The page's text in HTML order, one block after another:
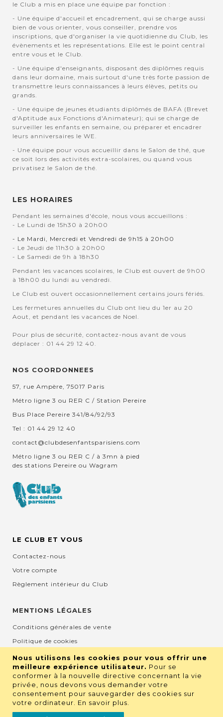
Nous utilisons les cookies pour vous offrir une
meilleure expérience utilisateur. Pour se
conformer à la nouvelle directive concernant la vie
privée, nous devons vous demander votre
consentement pour sauvegarder des cookies sur
votre ordinateur. En savoir plus
le Club a mis en place une équipe par fonction :
- Une équipe d'accueil et encadrement, qui se charge aussi
bien de vous orienter, vous conseiller, prendre vos
inscriptions, que d'organiser la vie quotidienne du Club, les
évènements et les représentations. Elle est le point central
entre vous et le Club.
- Une équipe d'enseignants, disposant des diplômes requis
dans leur domaine, mais surtout d'une très forte passion de
transmettre leurs connaissances à leurs élèves, petits ou
grands.
- Une équipe de jeunes étudiants diplômés de BAFA (Brevet
d'Aptitude aux Fonctions d'Animateur); qui se charge de
surveiller les enfants en semaine, ou préparer et encadrer
leurs anniversaires le WE.
- Une équipe pour vous accueillir dans le Salon de thé, que
ce soit lors des activités extra-scolaires, ou quand vous
privatisez le Salon de thé.
LES HORAIRES
Pendant les semaines d'école, nous vous accueillons :
- Le Lundi de 15h30 à 20h00
- Le Mardi, Mercredi et Vendredi de 9h15 à 20h00
- Le Jeudi de 11h30 à 20h00
- Le Samedi de 9h à 18h30
Pendant les vacances scolaires, le Club est ouvert de 9h00
à 18h00 du lundi au vendredi.
Le Club est ouvert occasionnellement certains jours fériés.
Les fermetures annuelles du Club ont lieu du 1er au 20
Aout, et pendant les vacances de Noel.
Pour plus de sécurité, contactez-nous avant de vous
déplacer : 01 44 29 12 40.
NOS COORDONNEES
57, rue Ampère, 75017 Paris
Métro ligne 3 ou RER C / Station Pereire
Bus Place Pereire 341/84/92/93
Tel : 01 44 29 12 40
contact@clubdesenfantsparisiens.com
Métro ligne 3 ou RER C / à 3mn à pied
des stations Pereire ou Wagram
LE CLUB ET VOUS
Contactez-nous
Votre compte
Règlement intérieur du Club
MENTIONS LÉGALES
Conditions générales de vente
Politique de cookies
Mentions légales et CGU
Protection de la vie privée
RETROUVEZ NOUS SUR LES RÉSEAUX